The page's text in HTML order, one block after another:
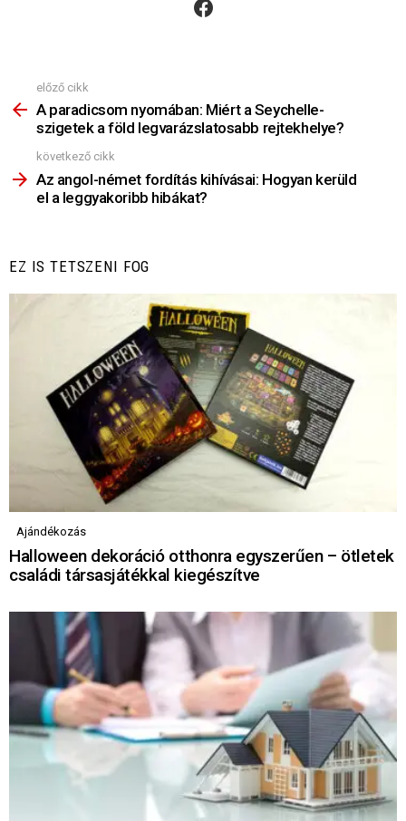
Nézz
Többet
előző cikk
A paradicsom nyomában: Miért a Seychelle-
szigetek a föld legvarázslatosabb rejtekhelye?
következő cikk
Az angol-német fordítás kihívásai: Hogyan kerüld
el a leggyakoribb hibákat?
EZ IS TETSZENI FOG
Ajándékozás
Halloween dekoráció otthonra egyszerűen – ötletek
családi társasjátékkal kiegészítve